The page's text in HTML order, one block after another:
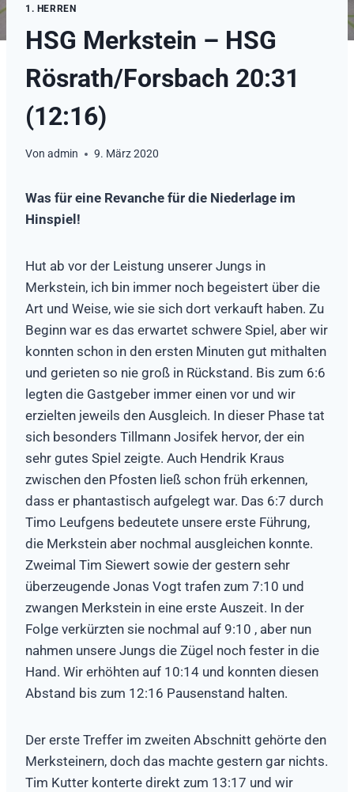
1. HERREN
HSG Merkstein – HSG
Rösrath/Forsbach 20:31
(12:16)
Von admin 9. März 2020
Was für eine Revanche für die Niederlage im
Hinspiel!
Hut ab vor der Leistung unserer Jungs in
Merkstein, ich bin immer noch begeistert über die
Art und Weise, wie sie sich dort verkauft haben. Zu
Beginn war es das erwartet schwere Spiel, aber wir
konnten schon in den ersten Minuten gut mithalten
und gerieten so nie groß in Rückstand. Bis zum 6:6
legten die Gastgeber immer einen vor und wir
erzielten jeweils den Ausgleich. In dieser Phase tat
sich besonders Tillmann Josifek hervor, der ein
sehr gutes Spiel zeigte. Auch Hendrik Kraus
zwischen den Pfosten ließ schon früh erkennen,
dass er phantastisch aufgelegt war. Das 6:7 durch
Timo Leufgens bedeutete unsere erste Führung,
die Merkstein aber nochmal ausgleichen konnte.
Zweimal Tim Siewert sowie der gestern sehr
überzeugende Jonas Vogt trafen zum 7:10 und
zwangen Merkstein in eine erste Auszeit. In der
Folge verkürzten sie nochmal auf 9:10 , aber nun
nahmen unsere Jungs die Zügel noch fester in die
Hand. Wir erhöhten auf 10:14 und konnten diesen
Abstand bis zum 12:16 Pausenstand halten.
Der erste Treffer im zweiten Abschnitt gehörte den
Merksteinern, doch das machte gestern gar nichts.
Tim Kutter konterte direkt zum 13:17 und wir